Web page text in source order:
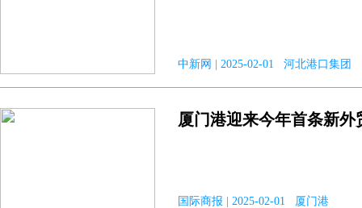
中新网 | 2025-02-01 河北港口集团
厦门港迎来今年首条新外
国际商报 | 2025-02-01 厦门港